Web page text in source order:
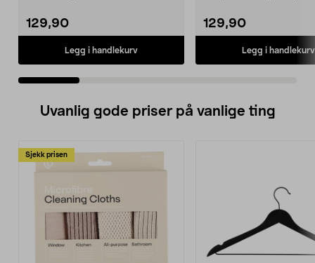
129,90
Legg i handlekurv
129,90
Legg i handlekurv
Uvanlig gode priser på vanlige ting
Sjekk prisen